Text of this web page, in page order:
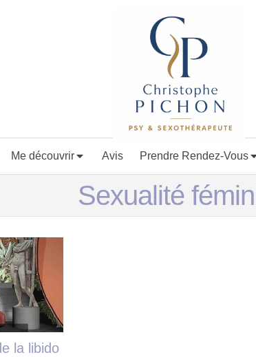
Me découvrir Avis Prendre Rendez-Vous
Sexualité
la libido